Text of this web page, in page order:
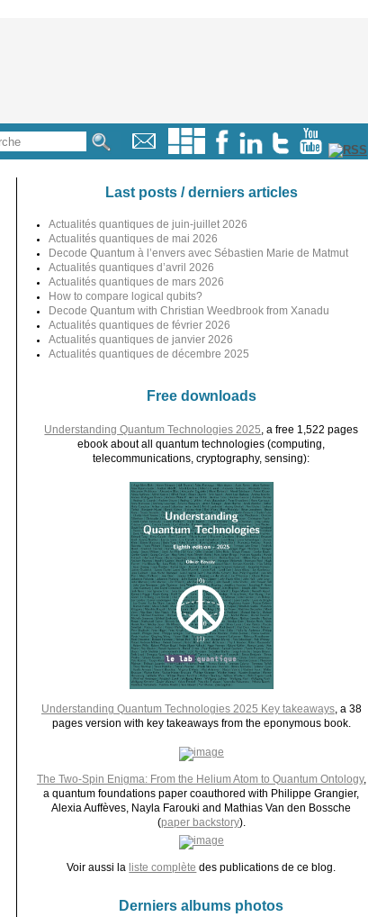
Last posts / derniers articles
Actualités quantiques de juin-juillet 2026
Actualités quantiques de mai 2026
Decode Quantum à l’envers avec Sébastien Marie de Matmut
Actualités quantiques d’avril 2026
Actualités quantiques de mars 2026
How to compare logical qubits?
Decode Quantum with Christian Weedbrook from Xanadu
Actualités quantiques de février 2026
Actualités quantiques de janvier 2026
Actualités quantiques de décembre 2025
Free downloads
Understanding Quantum Technologies 2025 , a free 1,522 pages
ebook about all quantum technologies (computing,
telecommunications, cryptography, sensing):
Understanding Quantum Technologies 2025 Key takeaways, a 38
pages version with key takeaways from the eponymous book.
The Two-Spin Enigma: From the Helium Atom to Quantum Ontology,
a quantum foundations paper coauthored with Philippe Grangier,
Alexia Auffèves, Nayla Farouki and Mathias Van den Bossche
(paper backstory).
Voir aussi la liste complète des publications de ce blog.
Derniers albums photos